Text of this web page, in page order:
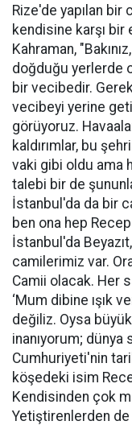
Rize'de yapılan
kendisine karşı
Kahraman,
doğduğu yerlerde
bir vecibedir.
vecibeyi yerine
görüyoruz.
kaldırımlar, bu
vaki gibi oldu ama
talebi bir de
İstanbul'da da bir
ben ona hep
İstanbul'da
camilerimiz var.
Camii olacak. Her
‘Mum dibine ışık
değiliz. Oysa
inanıyorum; dünya
Cumhuriyeti'nin
köşedeki isim
Kendisinden çok
Yetiştirenlerden de